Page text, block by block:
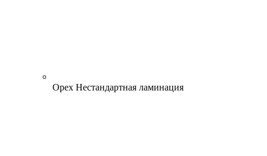
Орех Нестандартная ламинация